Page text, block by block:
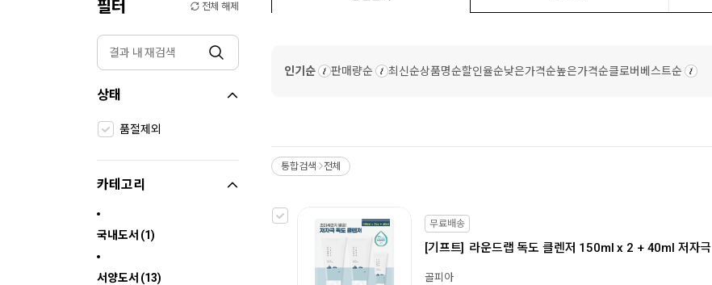
필터 전체 해제
상태
품절제외
카테고리
국내도서 (1)
서양도서 (13)
인기순 판매량순 최신순상품명순할인율순낮은가격순높은가격순클로버베스트순
통합검색 >
전체
무료배송
[기프트] 라운드랩 독도 클렌저 150ml x 2 + 40ml 저자극
골피아